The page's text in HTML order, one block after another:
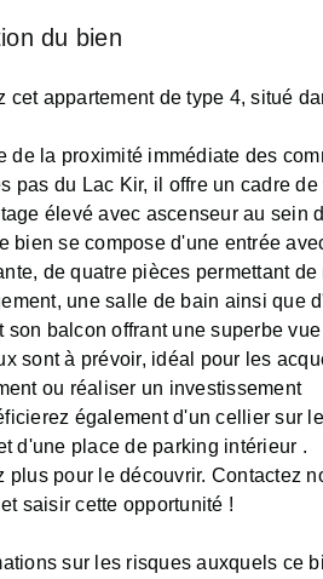
du bien
cet appartement de type 4, situé
de la proximité immédiate des
pas du Lac Kir, il offre un cadre
élevé avec ascenseur au sein
bien se compose d'une entrée
de quatre pièces permettant
une salle de bain ainsi que
son balcon offrant une superbe
sont à prévoir, idéal pour les
ou réaliser un investissement
également d'un cellier sur
d'une place de parking intérieur .
plus pour le découvrir. Contactez
saisir cette opportunité !
sur les risques auxquels ce